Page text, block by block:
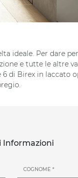
ideale. Per dare
e tutte le altre
di Birex in laccato
Informazioni